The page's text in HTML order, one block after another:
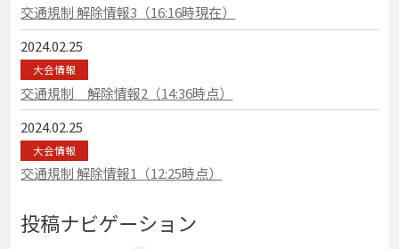
交通規制 解除情報3（16:16時現在）
2024.02.25
大会情報
交通規制 解除情報2（14:36時点）
2024.02.25
大会情報
交通規制 解除情報1（12:25時点）
投稿ナビゲーション